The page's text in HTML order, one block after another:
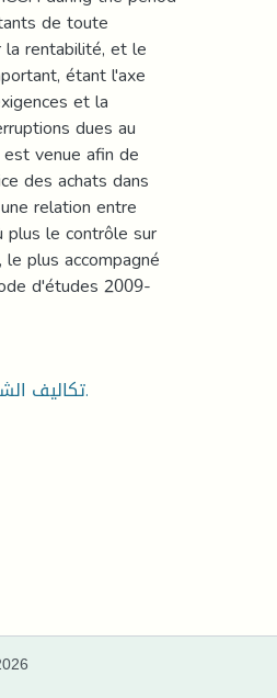
de toute
rentabilité, et le
étant l'axe
et la
dues au
venue afin de
des achats dans
relation entre
le contrôle sur
plus accompagné
d'études 2009-
تكاليف الشراء ; ادارة الشراء ; فعالية ادارة الشراء ; ربحية المؤسسة.